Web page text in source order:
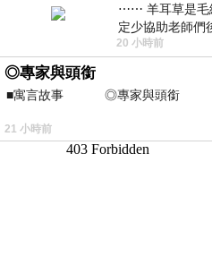
⋯⋯ 羊耳草是毛
定少協助老師們
不是我的工作啊
20 小時前
◎專家與頭銜
■寓言故事 ◎專家與頭銜
⊕潘文良
之谷」裡——
21 小時前